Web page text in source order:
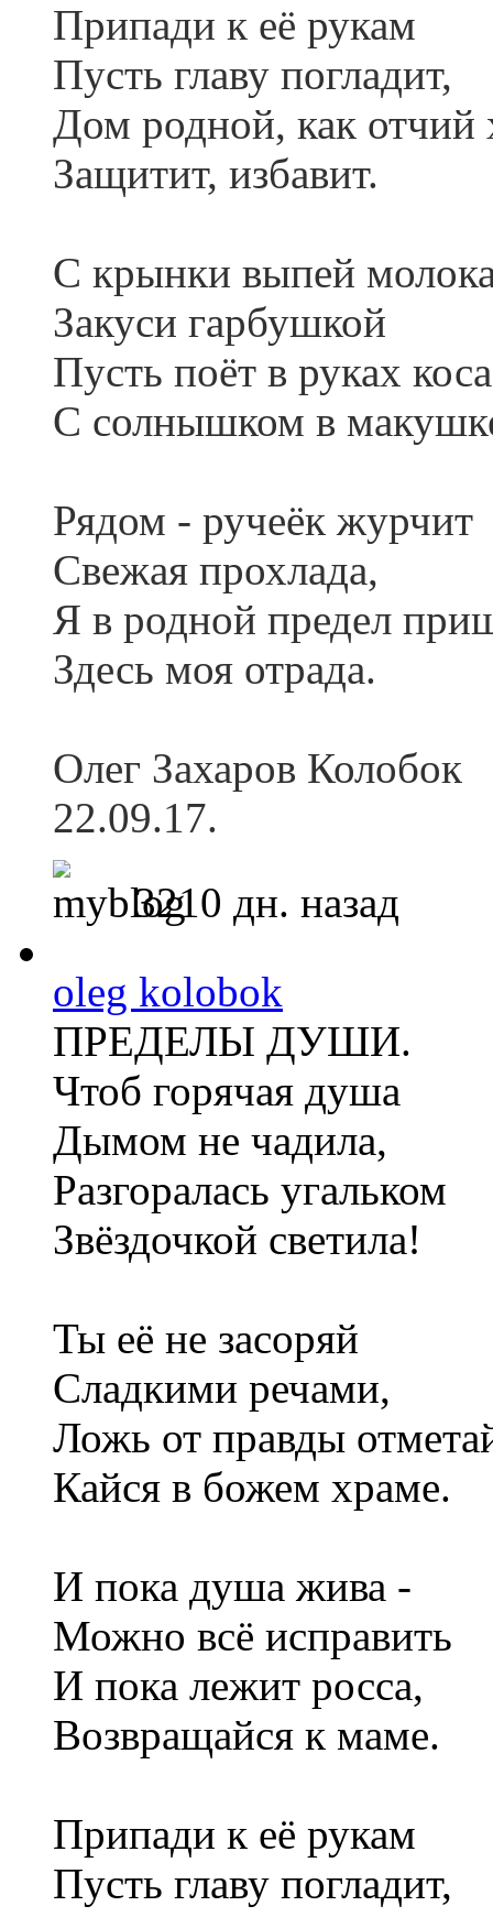
Припади к её рукам
Пусть главу погладит,
Дом родной, как отчий
Защитит, избавит.
С крынки выпей
Закуси гарбушкой
Пусть поёт в руках коса
С солнышком в
Рядом - ручеёк журчит
Свежая прохлада,
Я в родной предел
Здесь моя отрада.
Олег Захаров Колобок
22.09.17.
3210 дн. назад
oleg kolobok
ПРЕДЕЛЫ ДУШИ.
Чтоб горячая душа
Дымом не чадила,
Разгоралась угальком
Звёздочкой светила!
Ты её не засоряй
Сладкими речами,
Ложь от правды
Кайся в божем храме.
И пока душа жива -
Можно всё исправить
И пока лежит росса,
Возвращайся к маме.
Припади к её рукам
Пусть главу погладит,